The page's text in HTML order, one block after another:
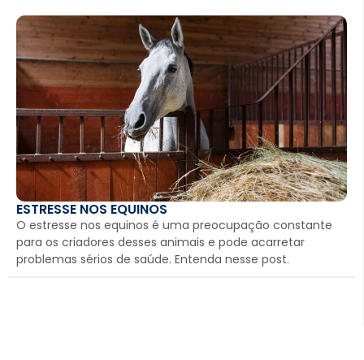
ESTRESSE NOS EQUINOS
O estresse nos equinos é uma preocupação constante
para os criadores desses animais e pode acarretar
problemas sérios de saúde. Entenda nesse post.